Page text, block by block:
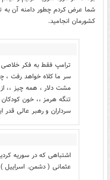
شما عرض کردم چطور دامنه آن به
کشورمان انجاميد.
ترامپ فقط به فکر
سر ما کلاه خواهد رفت ،
مشت دلار ، همه چیز ،،
تنگه هرمز ،، خون
سرداران و رهبر عالی قدر
اشتباهی که در سوریه
عثمانی ( دشمن. اسراییل )